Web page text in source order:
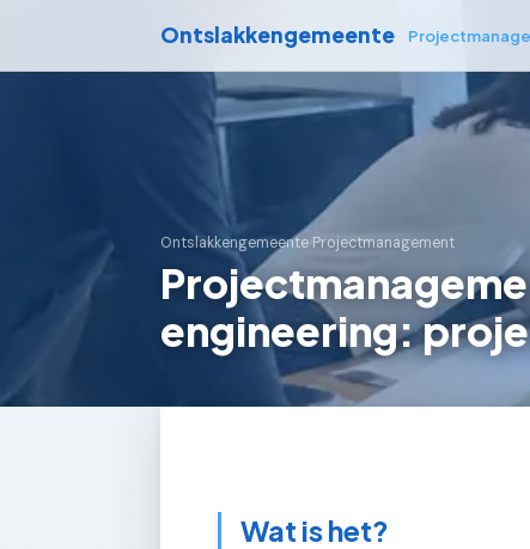
Ontslakkengemeente
Ontslakkengemeente›Projectmanagement
engineering:
Wat is het?